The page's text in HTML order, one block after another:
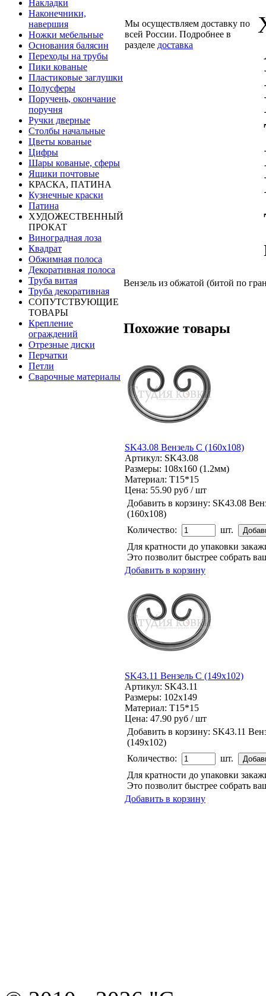
Накладки
Наконечники,
навершия
Ножки мебельные
Основания балясин
Переходы на трубы
Пики кованые
Пластиковые заглушки
Полусферы
Поручень, окончание
поручня
Ручки дверные
Столбы начальные
Цветы кованые
Цифры
Шары кованые, сферы
Ящики почтовые
КРАСКА, ПАТИНА
Кузнечные краски
Патина
ХУДОЖЕСТВЕННЫЙ
ПРОКАТ
Виноградная лоза
Квадрат
Обжимная полоса
Декоративная полоса
Труба витая
Труба декоративная
СОПУТСТВУЮЩИЕ
ТОВАРЫ
Крепление
ограждений
Отрезные диски
Перчатки
Петли
Сварочные материалы
Мы осуществляем доставку по
всей России. Подробнее в
разделе доставка
Вензель из обжатой (битой по
Похожие товары
SK43.08 Вензель С (160х108)
Артикул: SK43.08
Размеры: 108x160 (1.2мм)
Материал: Т15*15
Цена: 55.90 руб / шт
Добавить в корзину: SK43.08
(160х108)
Количество:
шт.
Для кратности до упаковки
Это позволит быстрее собрать
Добавить в корзину
SK43.11 Вензель С (149х102)
Артикул: SK43.11
Размеры: 102x149
Материал: Т15*15
Цена: 47.90 руб / шт
Добавить в корзину: SK43.11
(149х102)
Количество:
шт.
Для кратности до упаковки
Это позволит быстрее собрать
Добавить в корзину